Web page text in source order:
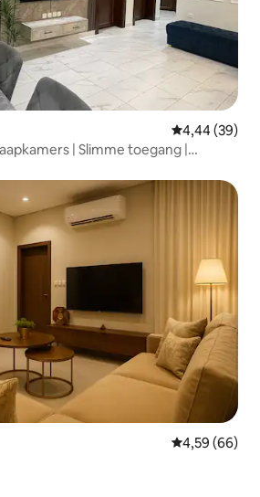
Gemiddelde
4,44 (39)
| Slimme toegang |
Gemiddelde
4,59 (66)